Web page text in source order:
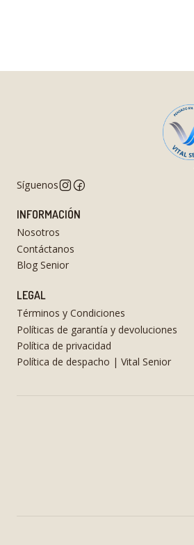
Síguenos
INFORMACIÓN
Nosotros
Contáctanos
Blog Senior
LEGAL
Términos y Condiciones
Políticas de garantía y devoluciones
Política de privacidad
Política de despacho | Vital Senior